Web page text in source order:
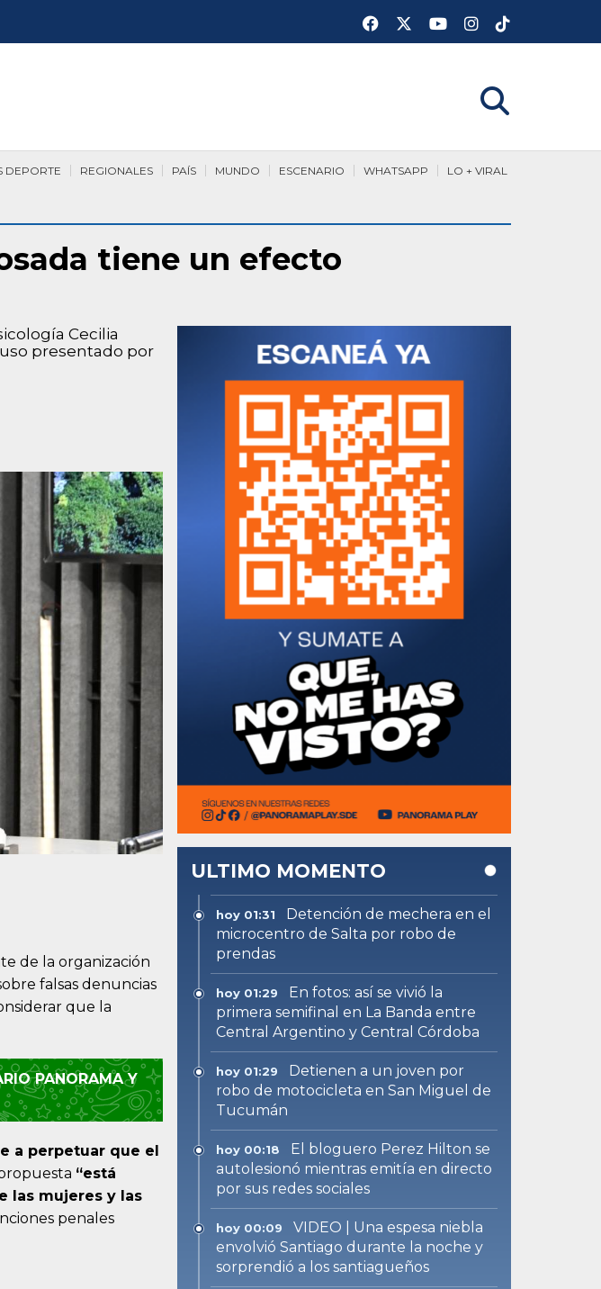
LO + VIRAL
WHATSAPP
ESCENARIO
MUNDO
PAÍS
REGIONALES
DEPORTE
tiene un efecto
Cecilia
presentado por
de la organización
falsas denuncias
que la
PANORAMA Y
a perpetuar que el
“está
las mujeres y las
penales
ULTIMO MOMENTO
hoy 01:31
Detención de mechera en el
microcentro de Salta por robo de
prendas
hoy 01:29
En fotos: así se vivió la
primera semifinal en La Banda entre
Central Argentino y Central Córdoba
hoy 01:29
Detienen a un joven por
robo de motocicleta en San Miguel de
Tucumán
hoy 00:18
El bloguero Perez Hilton se
autolesionó mientras emitía en directo
por sus redes sociales
hoy 00:09
VIDEO | Una espesa niebla
envolvió Santiago durante la noche y
sorprendió a los santiagueños